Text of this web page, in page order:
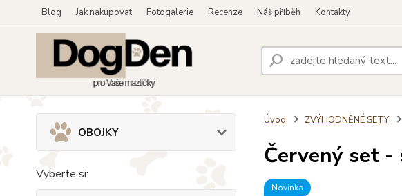
Blog Jak nakupovat Fotogalerie Recenze Náš příběh Kontakty
OBOJKY
Vyberte si:
Úvod ZVÝHODNĚNÉ SETY
Červený set -
Novinka